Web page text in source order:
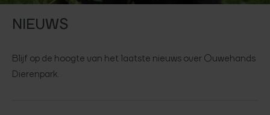
NIEUWS
Blijf op de hoogte van het laatste nieuws over Ouwehands
Dierenpark.